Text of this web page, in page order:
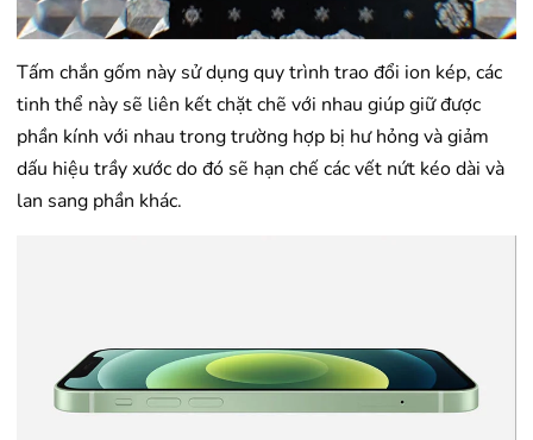
Tấm chắn gốm này sử dụng quy trình trao đổi ion kép, các
tinh thể này sẽ liên kết chặt chẽ với nhau giúp giữ được
phần kính với nhau trong trường hợp bị hư hỏng và giảm
dấu hiệu trầy xước do đó sẽ hạn chế các vết nứt kéo dài và
lan sang phần khác.